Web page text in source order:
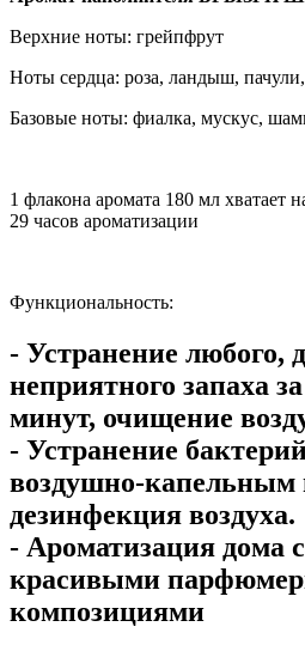
Верхние ноты: грейпфрут
Ноты сердца: роза, ландыш,
Базовые ноты: фиалка, мускус,
1 флакона аромата 180 мл хватает
29 часов ароматизации
Функциональность:
- Устранение любого,
неприятного запаха
минут, очищение
- Устранение
воздушно-капельным
дезинфекция воздуха.
- Ароматизация дома
красивыми
композициями